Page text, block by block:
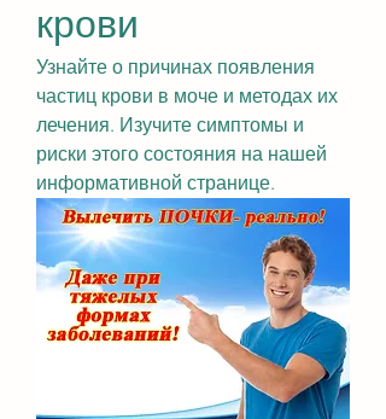
крови
Узнайте о причинах появления
частиц крови в моче и методах их
лечения. Изучите симптомы и
риски этого состояния на нашей
информативной странице.